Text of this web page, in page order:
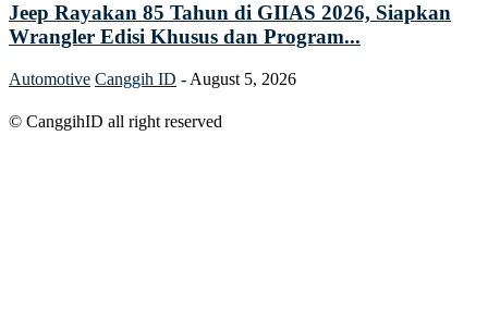
Jeep Rayakan 85 Tahun di GIIAS 2026, Siapkan
Wrangler Edisi Khusus dan Program...
Automotive Canggih ID - August 5, 2026
© CanggihID all right reserved